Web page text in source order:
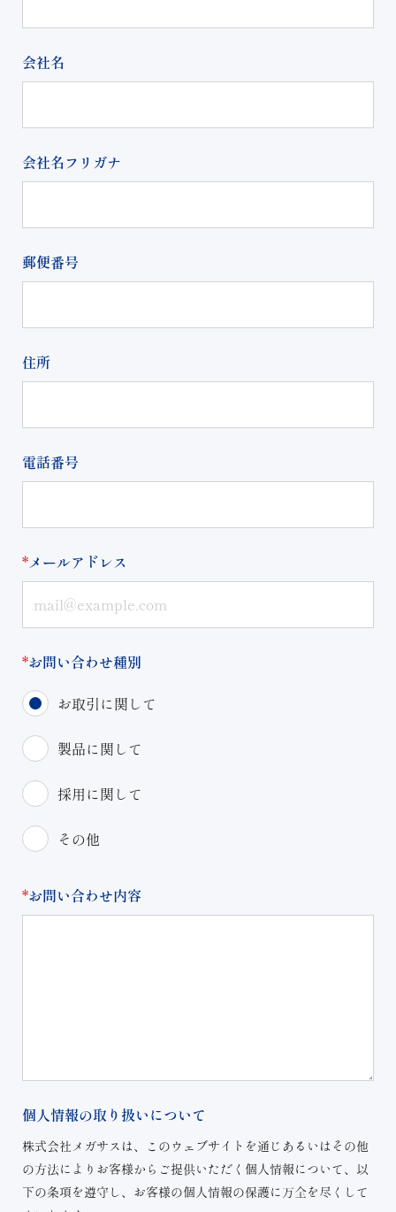
会社名
会社名フリガナ
郵便番号
住所
電話番号
*メールアドレス
*お問い合わせ種別
お取引に関して
製品に関して
採用に関して
その他
*お問い合わせ内容
個人情報の取り扱いについて
株式会社メガサスは、このウェブサイトを通じあるいはその他
の方法によりお客様からご提供いただく個人情報について、以
下の条項を遵守し、お客様の個人情報の保護に万全を尽くして